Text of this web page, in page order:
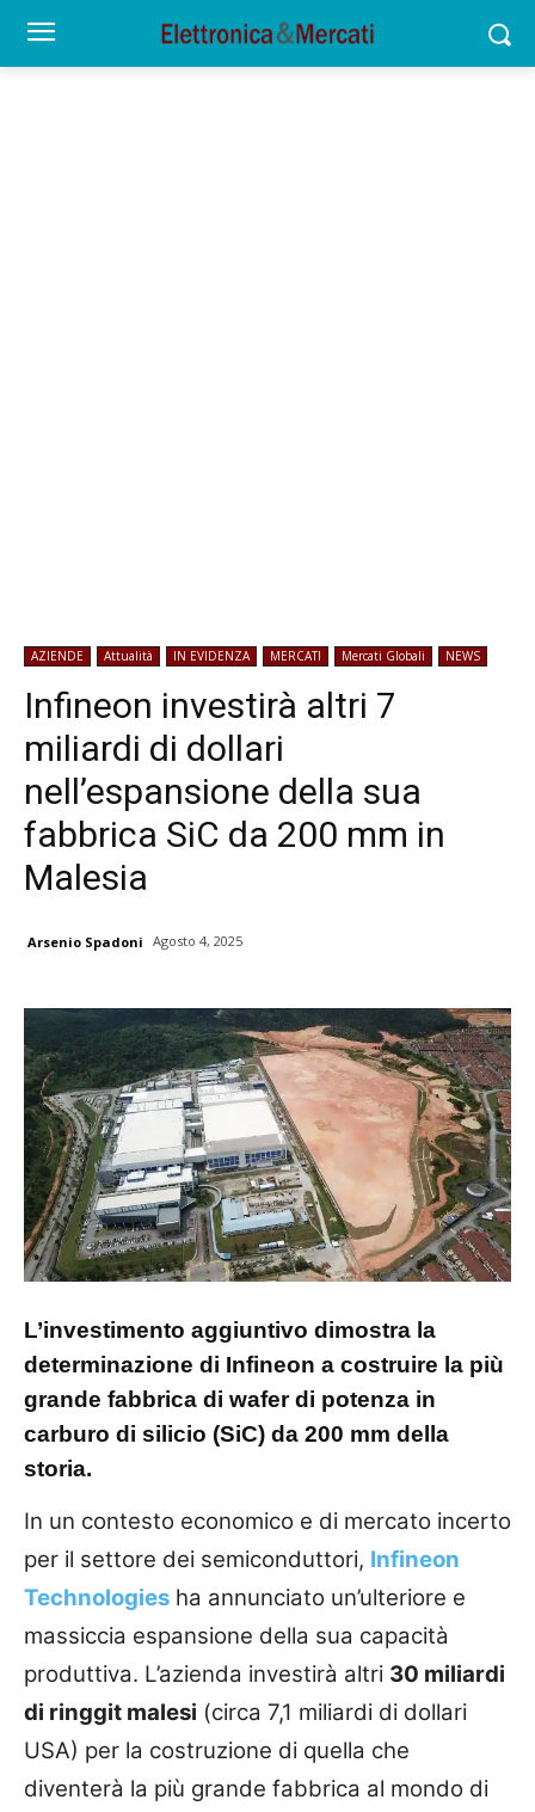
AZIENDE Attualità IN EVIDENZA MERCATI Mercati Globali NEWS
Infineon investirà altri 7
miliardi di dollari
nell’espansione della sua
fabbrica SiC da 200 mm in
Malesia
Arsenio Spadoni Agosto 4, 2025
L’investimento aggiuntivo dimostra la
determinazione di Infineon a costruire la più
grande fabbrica di wafer di potenza in
carburo di silicio (SiC) da 200 mm della
storia.
In un contesto economico e di mercato incerto
per il settore dei semiconduttori, Infineon
Technologies ha annunciato un’ulteriore e
massiccia espansione della sua capacità
produttiva. L’azienda investirà altri 30 miliardi
di ringgit malesi (circa 7,1 miliardi di dollari
USA) per la costruzione di quella che
diventerà la più grande fabbrica al mondo di